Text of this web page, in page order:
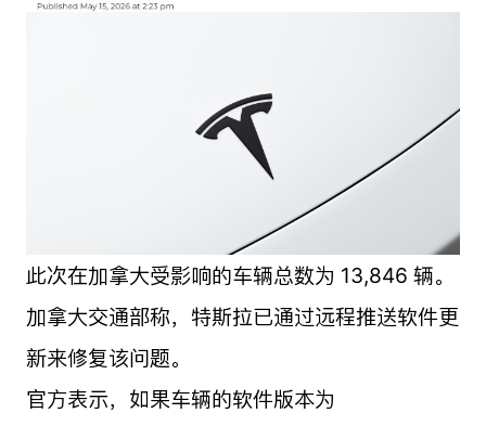
此次在加拿大受影响的车辆总数为 13,846 辆。
加拿大交通部称，特斯拉已通过远程推送软件更
新来修复该问题。
官方表示，如果车辆的软件版本为